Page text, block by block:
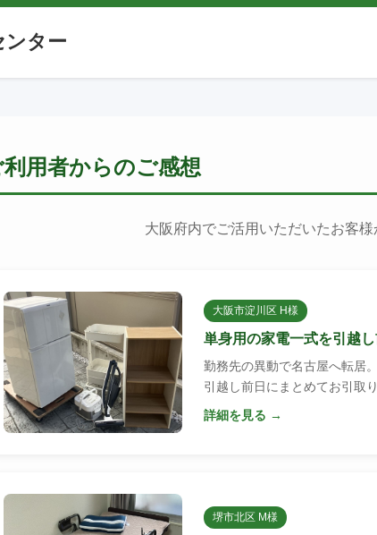
ンター
利用者からのご感想
大阪府内でご活用いただいたお客
大阪市淀川区 H様
単身用の家電一式を引越
勤務先の異動で名古屋へ転居
引越し前日にまとめてお引取
詳細を見る →
堺市北区 M様